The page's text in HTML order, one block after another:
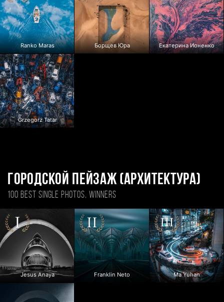
Ranko Maras Борщев Юра Екатерина Ионенко
Grzegorz Tatar
Городской пейзаж (Архитектура)
100 BEST SINGLE PHOTOS, WINNERS
Jesus Anaya Franklin Neto Ma Yuhan